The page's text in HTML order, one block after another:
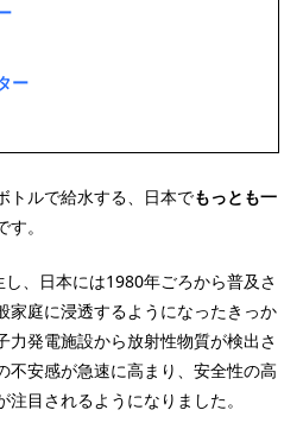
ー
トルで給水する、日本でもっとも一
す。
、日本には1980年ごろから普及さ
家庭に浸透するようになったきっか
力発電施設から放射性物質が検出さ
不安感が急速に高まり、安全性の高
目されるようになりました。